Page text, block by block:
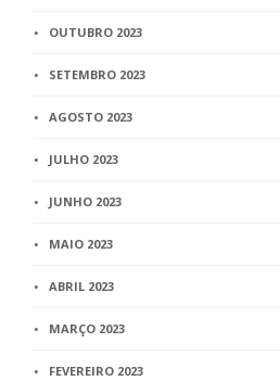
OUTUBRO 2023
SETEMBRO 2023
AGOSTO 2023
JULHO 2023
JUNHO 2023
MAIO 2023
ABRIL 2023
MARÇO 2023
FEVEREIRO 2023